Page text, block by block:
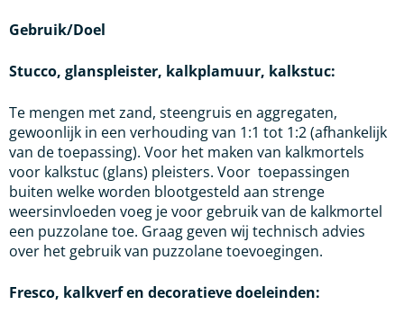
Gebruik/Doel
Stucco, glanspleister, kalkplamuur, kalkstuc:
Te mengen met zand, steengruis en aggregaten,
gewoonlijk in een verhouding van 1:1 tot 1:2 (afhankelijk
van de toepassing). Voor het maken van kalkmortels
voor kalkstuc (glans) pleisters. Voor toepassingen
buiten welke worden blootgesteld aan strenge
weersinvloeden voeg je voor gebruik van de kalkmortel
een puzzolane toe. Graag geven wij technisch advies
over het gebruik van puzzolane toevoegingen.
Fresco, kalkverf en decoratieve doeleinden: